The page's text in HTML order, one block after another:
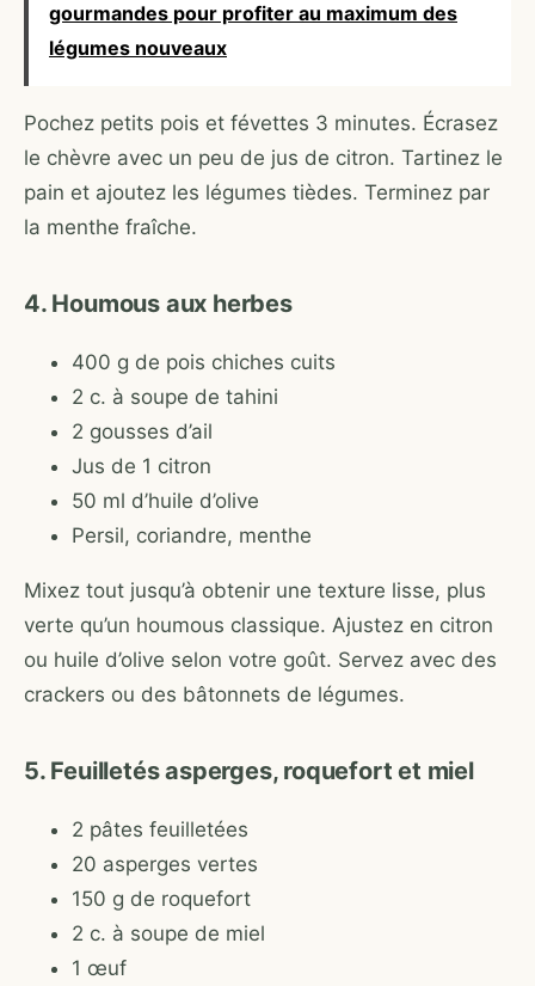
gourmandes pour profiter au maximum des
légumes nouveaux
Pochez petits pois et févettes 3 minutes. Écrasez
le chèvre avec un peu de jus de citron. Tartinez le
pain et ajoutez les légumes tièdes. Terminez par
la menthe fraîche.
4. Houmous aux herbes
400 g de pois chiches cuits
2 c. à soupe de tahini
2 gousses d’ail
Jus de 1 citron
50 ml d’huile d’olive
Persil, coriandre, menthe
Mixez tout jusqu’à obtenir une texture lisse, plus
verte qu’un houmous classique. Ajustez en citron
ou huile d’olive selon votre goût. Servez avec des
crackers ou des bâtonnets de légumes.
5. Feuilletés asperges, roquefort et miel
2 pâtes feuilletées
20 asperges vertes
150 g de roquefort
2 c. à soupe de miel
1 œuf